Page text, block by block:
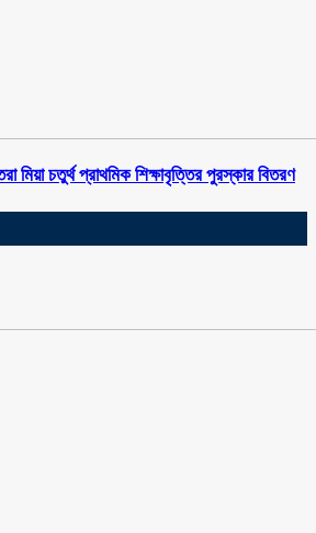
মিয়া চতুর্থ প্রাথমিক শিক্ষাবৃত্তির পুরস্কার বিতরণ